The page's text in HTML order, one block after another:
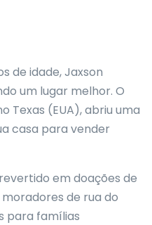
de idade, Jaxson
um lugar melhor. O
Texas (EUA), abriu uma
casa para vender
em doações de
de rua do
para famílias